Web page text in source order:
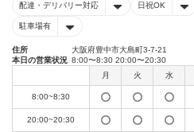
配達・デリバリー対応 日祝OK
駐車場有
住所
大阪府豊中市大島町3-7-21
本日の営業状況 8:00〜8:30 20:00〜20:30
月
火 水
8:00~8:30
20:00~20:30